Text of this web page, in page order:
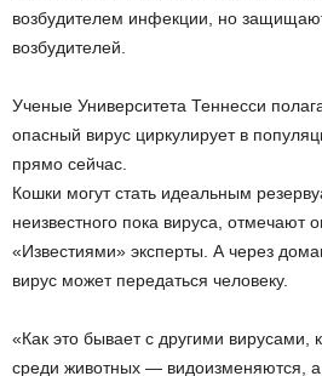
возбудителем инфекции, но
возбудителей.
Ученые Университета Теннесси
опасный вирус циркулирует в
прямо сейчас.
Кошки могут стать идеальным
неизвестного пока вируса, отмечают
«Известиями» эксперты. А через
вирус может передаться человеку.
«Как это бывает с другими вирусами,
среди животных — видоизменяются, а